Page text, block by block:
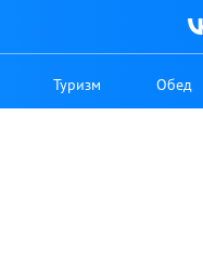
Туризм Обед